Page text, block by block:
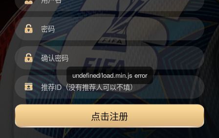
点击注册
undefined/load.min.js error